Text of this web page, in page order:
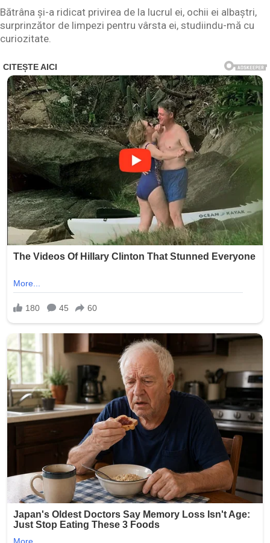
Bătrâna și-a ridicat privirea de la lucrul ei, ochii ei albaștri,
surprinzător de limpezi pentru vârsta ei, studiindu-mă cu
curiozitate.